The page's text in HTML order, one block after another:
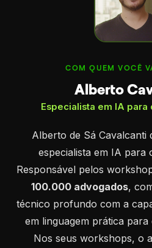
COM QUEM VOCÊ
Alberto
Especialista em IA
Alberto de Sá Cavalcanti
especialista em IA para
Responsável pelos
100.000 advogados,
técnico profundo com a
em linguagem prática
Nos seus workshops, o